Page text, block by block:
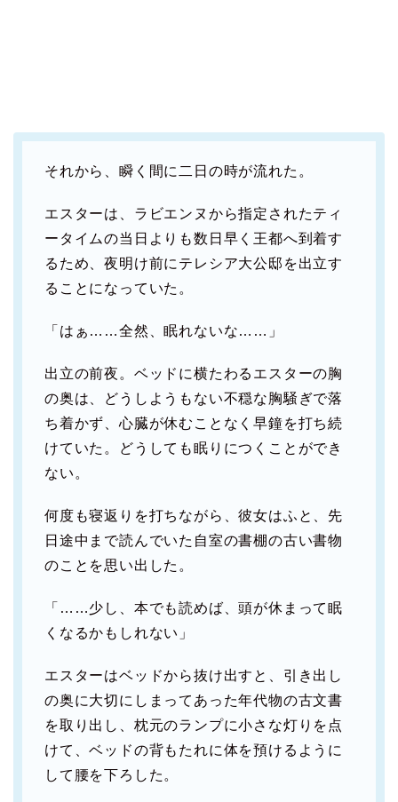
それから、瞬く間に二日の時が流れた。
エスターは、ラビエンヌから指定されたティ
ータイムの当日よりも数日早く王都へ到着す
るため、夜明け前にテレシア大公邸を出立す
ることになっていた。
「はぁ……全然、眠れないな……」
出立の前夜。ベッドに横たわるエスターの胸
の奥は、どうしようもない不穏な胸騒ぎで落
ち着かず、心臓が休むことなく早鐘を打ち続
けていた。どうしても眠りにつくことができ
ない。
何度も寝返りを打ちながら、彼女はふと、先
日途中まで読んでいた自室の書棚の古い書物
のことを思い出した。
「……少し、本でも読めば、頭が休まって眠
くなるかもしれない」
エスターはベッドから抜け出すと、引き出し
の奥に大切にしまってあった年代物の古文書
を取り出し、枕元のランプに小さな灯りを点
けて、ベッドの背もたれに体を預けるように
して腰を下ろした。